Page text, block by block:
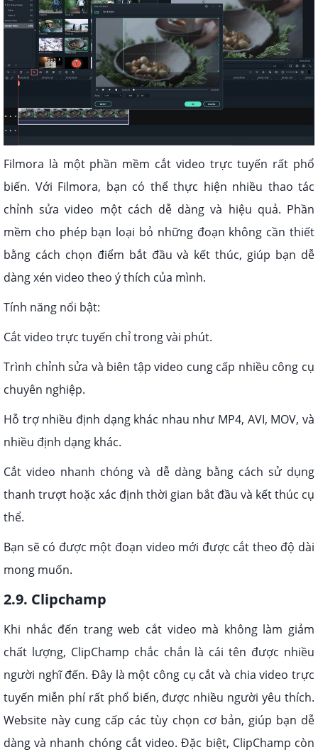
Filmora là một phần mềm cắt video trực tuyến rất phổ
biến. Với Filmora, bạn có thể thực hiện nhiều thao tác
chỉnh sửa video một cách dễ dàng và hiệu quả. Phần
mềm cho phép bạn loại bỏ những đoạn không cần thiết
bằng cách chọn điểm bắt đầu và kết thúc, giúp bạn dễ
dàng xén video theo ý thích của mình.
Tính năng nổi bật:
Cắt video trực tuyến chỉ trong vài phút.
Trình chỉnh sửa và biên tập video cung cấp nhiều công cụ
chuyên nghiệp.
Hỗ trợ nhiều định dạng khác nhau như MP4, AVI, MOV, và
nhiều định dạng khác.
Cắt video nhanh chóng và dễ dàng bằng cách sử dụng
thanh trượt hoặc xác định thời gian bắt đầu và kết thúc cụ
thể.
Bạn sẽ có được một đoạn video mới được cắt theo độ dài
mong muốn.
2.9. Clipchamp
Khi nhắc đến trang web cắt video mà không làm giảm
chất lượng, ClipChamp chắc chắn là cái tên được nhiều
người nghĩ đến. Đây là một công cụ cắt và chia video trực
tuyến miễn phí rất phổ biến, được nhiều người yêu thích.
Website này cung cấp các tùy chọn cơ bản, giúp bạn dễ
dàng và nhanh chóng cắt video. Đặc biệt, ClipChamp còn